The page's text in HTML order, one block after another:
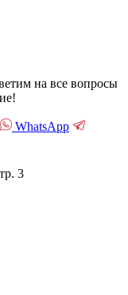
на все вопросы
WhatsApp
3